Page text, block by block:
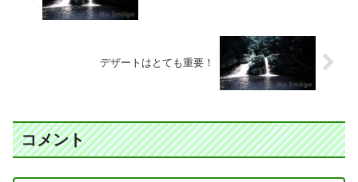
デザートはとても重要！
コメント